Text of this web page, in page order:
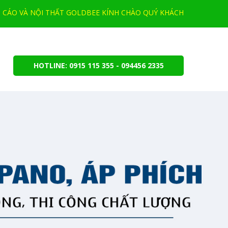
VÀ NỘI THẤT GOLDBEE KÍNH CHÀO QUÝ KHÁCH
HOTLINE: 0915 115 355 - 094456 2335